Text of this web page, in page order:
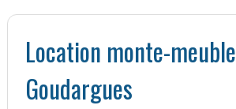
Location monte-meuble
Goudargues